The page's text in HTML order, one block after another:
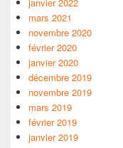
janvier 2022
mars 2021
novembre 2020
février 2020
janvier 2020
décembre 2019
novembre 2019
mars 2019
février 2019
janvier 2019